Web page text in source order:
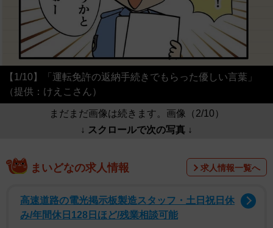
【1/10】「運転免許の返納手続きでもらった優しい言葉」
（提供：けえこさん）
まだまだ画像は続きます。画像（2/10）
↓ スクロールで次の写真 ↓
まいどなの求人情報 求人情報一覧へ
高速道路の電光掲示板製造スタッフ・土日祝日休
み/年間休日128日ほど/残業相談可能